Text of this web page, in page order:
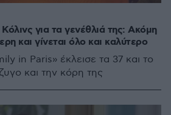
για τα γενέθλιά της: Ακόμη
και γίνεται όλο και καλύτερο
in Paris» έκλεισε τα 37 και το
και την κόρη της